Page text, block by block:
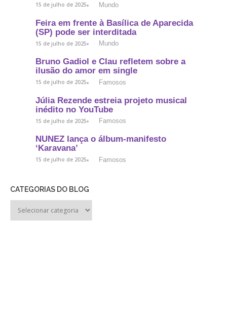
15 de julho de 2025 Mundo
Feira em frente à Basílica de Aparecida
(SP) pode ser interditada
15 de julho de 2025 Mundo
Bruno Gadiol e Clau refletem sobre a
ilusão do amor em single
15 de julho de 2025 Famosos
Júlia Rezende estreia projeto musical
inédito no YouTube
15 de julho de 2025 Famosos
NUNEZ lança o álbum-manifesto
‘Karavana’
15 de julho de 2025 Famosos
CATEGORIAS DO BLOG